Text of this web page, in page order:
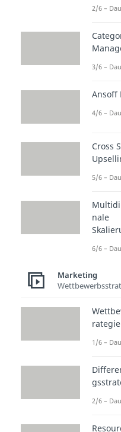
so
Kiosk
Nach
Studyflix
2/6 –
3/6 –
Ansoff
4/6 –
Cross
5/6 –
nale
6/6 –
Marketing
1/6 –
2/6 –